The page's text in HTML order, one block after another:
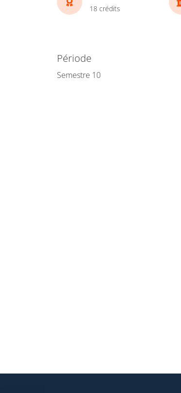
18 crédits
Période
Semestre 10